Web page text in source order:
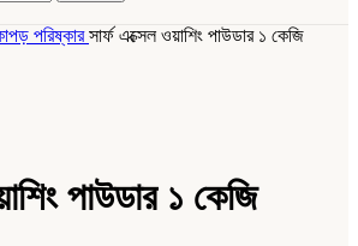
পরিষ্কারসার্ফ এক্সেল ওয়াশিং পাউডার ১ কেজি
পাউডার ১ কেজি